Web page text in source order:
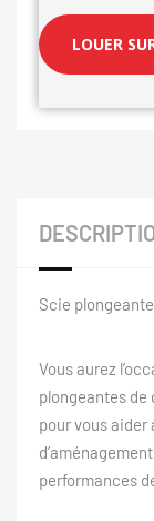
LOUER
Scie
Vous aurez
plongeantes de
pour vous
performances